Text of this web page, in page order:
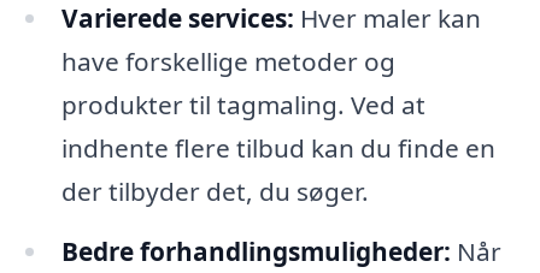
Varierede services: Hver maler kan
have forskellige metoder og
produkter til tagmaling. Ved at
indhente flere tilbud kan du finde en
der tilbyder det, du søger.
Bedre forhandlingsmuligheder: Når